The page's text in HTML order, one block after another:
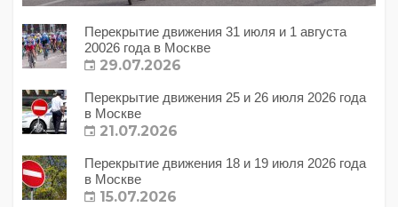
Перекрытие движения 31 июля и 1 августа
20026 года в Москве
29.07.2026
Перекрытие движения 25 и 26 июля 2026 года
в Москве
21.07.2026
Перекрытие движения 18 и 19 июля 2026 года
в Москве
15.07.2026